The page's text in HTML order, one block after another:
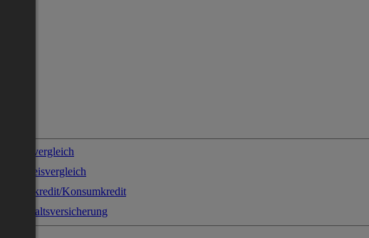
Stromvergleich
Gaspreisvergleich
Sofortkredit/Konsumkredit
Haushaltsversicherung